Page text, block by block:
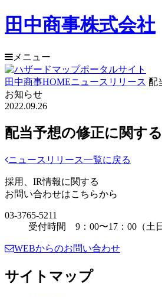
田中商事株式会社
メニュー
田中商事HOMEニュースリリース 配
お知らせ
2022.09.26
配当予想の修正に関す
ニュースリリース一覧に戻る
採用、IR情報に関する
お問い合わせはこちらから
03-3765-5211
受付時間 9：00〜17：00（土
WEBからのお問い合わせ
サイトマップ